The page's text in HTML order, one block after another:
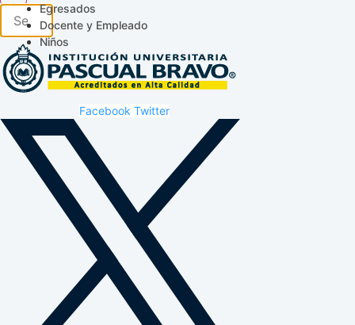
Egresados
Docente y Empleado
Niños
Facebook Twitter